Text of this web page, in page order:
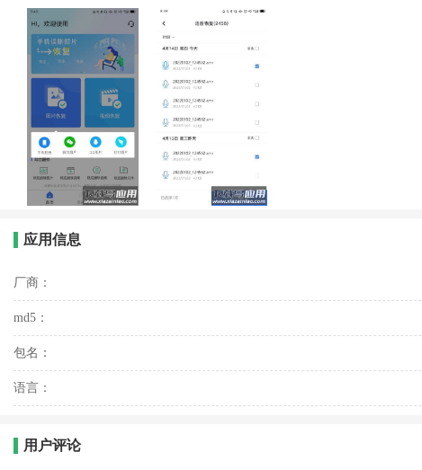
应用信息
厂商：
md5：
包名：
语言：
用户评论